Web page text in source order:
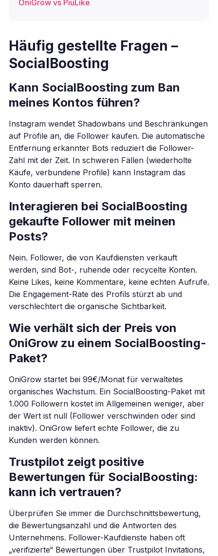
OniGrow vs PiuLike
Häufig gestellte Fragen –
SocialBoosting
Kann SocialBoosting zum Ban
meines Kontos führen?
Instagram wendet Shadowbans und Beschränkungen
auf Profile an, die Follower kaufen. Die automatische
Entfernung erkannter Bots reduziert die Follower-
Zahl mit der Zeit. In schweren Fällen (wiederholte
Käufe, verbundene Profile) kann Instagram das
Konto dauerhaft sperren.
Interagieren bei SocialBoosting
gekaufte Follower mit meinen
Posts?
Nein. Follower, die von Kaufdiensten verkauft
werden, sind Bot-, ruhende oder recycelte Konten.
Keine Likes, keine Kommentare, keine echten Aufrufe.
Die Engagement-Rate des Profils stürzt ab und
verschlechtert die organische Sichtbarkeit.
Wie verhält sich der Preis von
OniGrow zu einem SocialBoosting-
Paket?
OniGrow startet bei 99€/Monat für verwaltetes
organisches Wachstum. Ein SocialBoosting-Paket mit
1.000 Followern kostet im Allgemeinen weniger, aber
der Wert ist null (Follower verschwinden oder sind
inaktiv). OniGrow liefert echte Follower, die zu
Kunden werden können.
Trustpilot zeigt positive
Bewertungen für SocialBoosting:
kann ich vertrauen?
Überprüfen Sie immer die Durchschnittsbewertung,
die Bewertungsanzahl und die Antworten des
Unternehmens. Follower-Kaufdienste haben oft
„verifizierte“ Bewertungen über Trustpilot Invitations,